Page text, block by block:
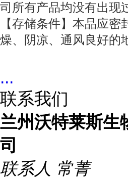
司所有产品均没有出现
【存储条件】本品应
燥、阴凉、通风良好的
...
联系我们
兰州沃特莱斯生
司
联系人 常菁